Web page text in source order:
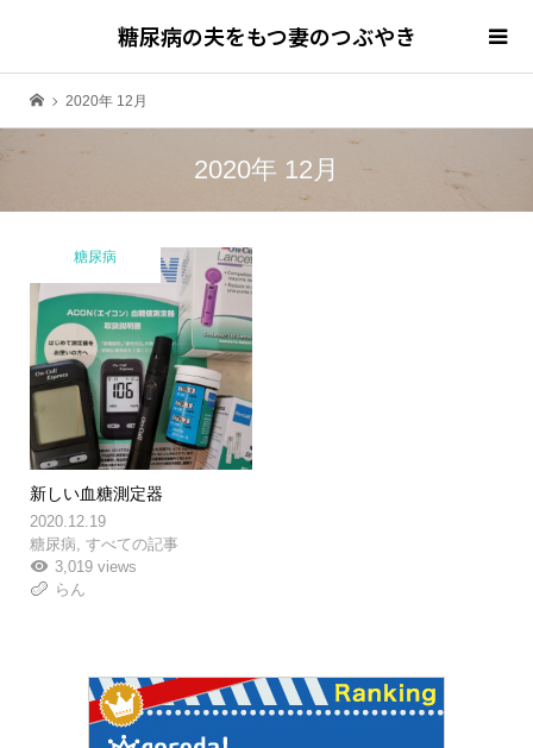
糖尿病の夫をもつ妻のつぶやき
2020年 12月
2020年 12月
糖尿病
新しい血糖測定器
2020.12.19
糖尿病 すべての記事
3,019 views
らん